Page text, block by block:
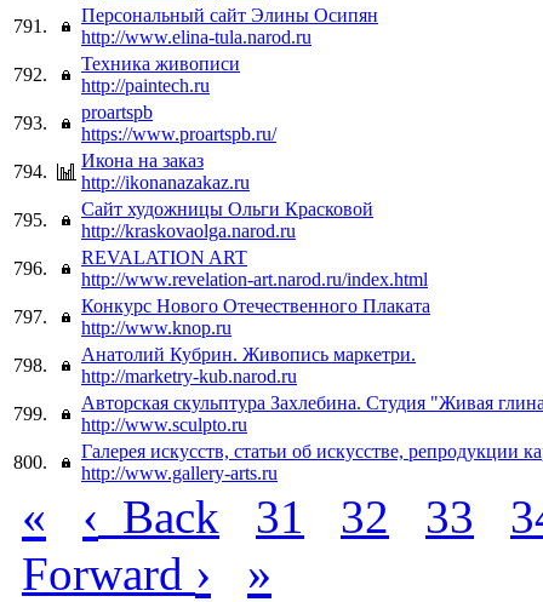
791.
Персональный сайт Элины Осипян
http://www.elina-tula.narod.ru
792.
Техника живописи
http://paintech.ru
793.
proartspb
https://www.proartspb.ru/
794.
Икона на заказ
http://ikonanazakaz.ru
795.
Сайт художницы Ольги Красковой
http://kraskovaolga.narod.ru
796.
REVALATION ART
http://www.revelation-art.narod.ru/index.html
797.
Конкурс Нового Отечественного Плаката
http://www.knop.ru
798.
Анатолий Кубрин. Живопись маркетри.
http://marketry-kub.narod.ru
799.
Авторская скульптура Захлебина. Студия "Живая
http://www.sculpto.ru
800.
Галерея искусств, статьи об искусстве, репродукции
http://www.gallery-arts.ru
« ‹ Back 31 32 33
Forward › »